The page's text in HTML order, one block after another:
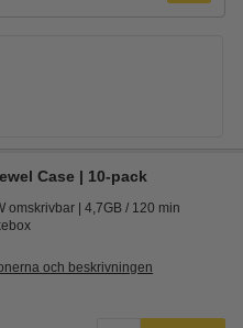
Case | 10-pack
omskrivbar
4,7GB / 120 min
och beskrivningen